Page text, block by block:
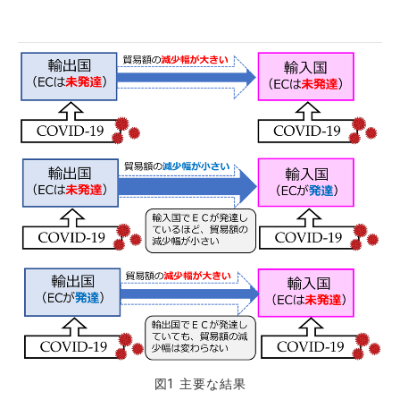
図1 主要な結果